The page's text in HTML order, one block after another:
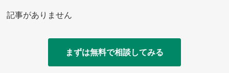
記事がありません
まずは無料で相談してみる